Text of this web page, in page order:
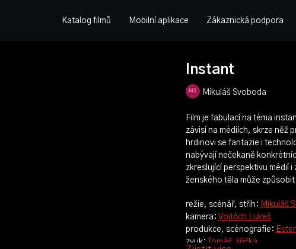
Katalog filmů Mobilní aplikace Zákaznická podpora
Instant
Mikuláš Svoboda
Film je fabulací na téma
závisí na médiích, skrze něž
hrdinovi se fantazie i
nabývají nečekaně
zkreslující perspektivu médií
ženského těla může
režie, scénář, střih: Mikuláš
kamera: Vojtěch Lukeš
produkce, scénografie:
zvuk: Tomáš Jiřička